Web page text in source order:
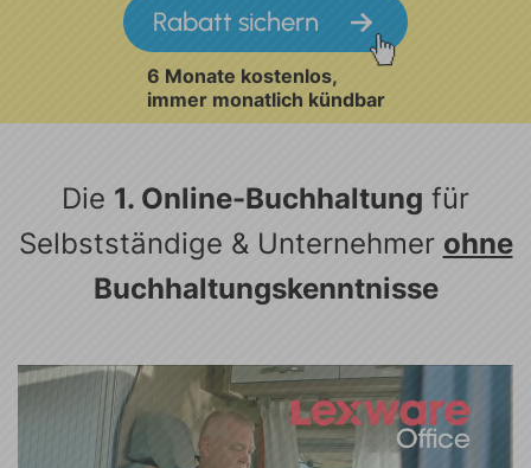
Rabatt sichern
6 Monate kostenlos,
immer monatlich kündbar
Die 1. Online-Buchhaltung für
Selbstständige &Unternehmer ohne
Buchhaltungskenntnisse